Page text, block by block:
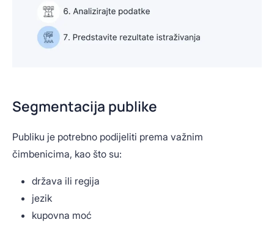
Segmentacija publike
Publiku je potrebno podijeliti prema važnim
čimbenicima, kao što su:
država ili regija
jezik
kupovna moć